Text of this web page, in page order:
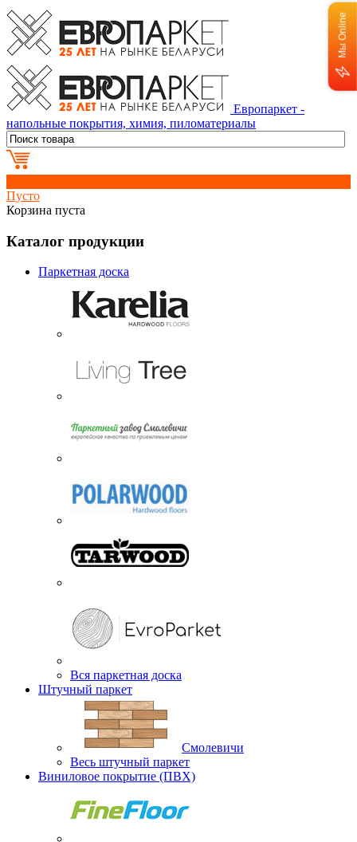
Европаркет -
напольные покрытия, химия, пиломатериалы
Пусто
Корзина пуста
Каталог продукции
Паркетная доска
Вся паркетная доска
Штучный паркет
Смолевичи
Весь штучный паркет
Виниловое покрытие (ПВХ)
Мы Online